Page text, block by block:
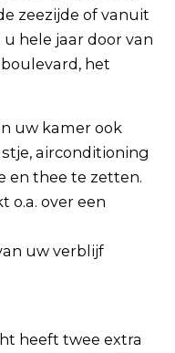
zeezijde of vanuit
hele jaar door van
het
uw kamer ook
airconditioning
en thee te zetten.
o.a. over een
uw verblijf
heeft twee extra